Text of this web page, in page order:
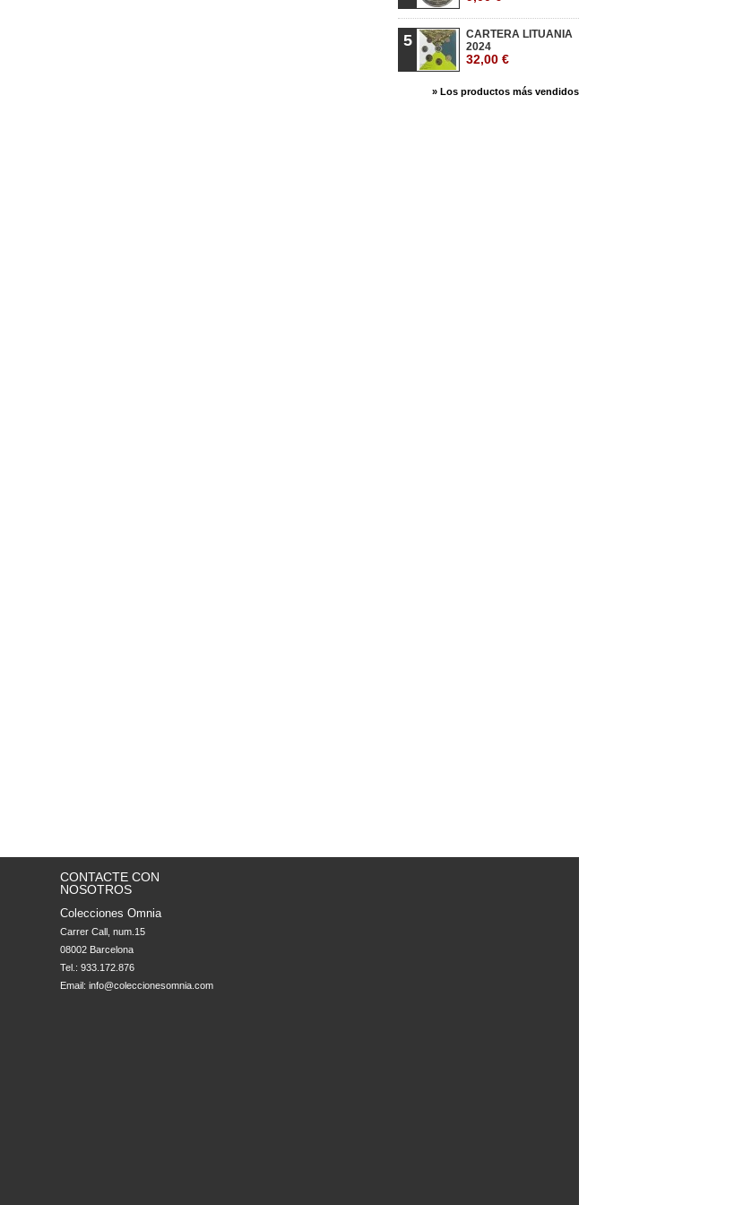
5
CARTERA LITUANIA
2024
32,00 €
» Los productos más vendidos
CONTACTE CON
NOSOTROS
Colecciones Omnia
Carrer Call, num.15
08002 Barcelona
Tel.: 933.172.876
Email: info@coleccionesomnia.com